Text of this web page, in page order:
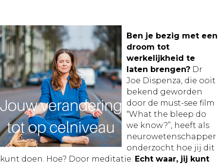
Ben je bezig met een
droom tot
werkelijkheid te
laten brengen? Dr
Joe Dispenza, die ooit
bekend geworden
door de must-see film
“What the bleep do
we know?”, heeft als
neurowetenschapper
onderzocht hoe jij dit
kunt doen. Hoe? Door meditatie. Echt waar, jij kunt